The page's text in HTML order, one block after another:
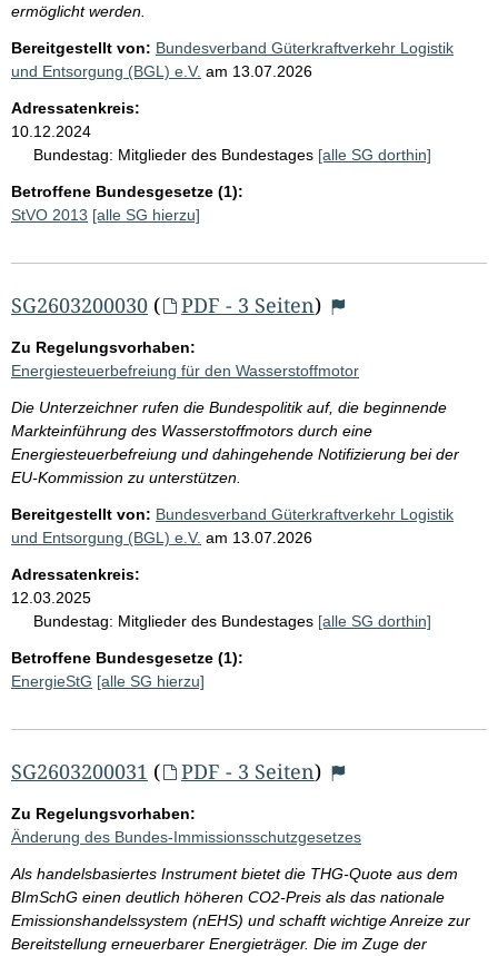
ermöglicht werden.
Bereitgestellt von: Bundesverband Güterkraftverkehr Logistik
und Entsorgung (BGL) e.V. am 13.07.2026
Adressatenkreis:
10.12.2024
Bundestag: Mitglieder des Bundestages [alle SG dorthin]
Betroffene Bundesgesetze (1):
StVO 2013 [alle SG hierzu]
SG2603200030 ( PDF - 3 Seiten)
Zu Regelungsvorhaben:
Energiesteuerbefreiung für den Wasserstoffmotor
Die Unterzeichner rufen die Bundespolitik auf, die beginnende
Markteinführung des Wasserstoffmotors durch eine
Energiesteuerbefreiung und dahingehende Notifizierung bei der
EU-Kommission zu unterstützen.
Bereitgestellt von: Bundesverband Güterkraftverkehr Logistik
und Entsorgung (BGL) e.V. am 13.07.2026
Adressatenkreis:
12.03.2025
Bundestag: Mitglieder des Bundestages [alle SG dorthin]
Betroffene Bundesgesetze (1):
EnergieStG [alle SG hierzu]
SG2603200031 ( PDF - 3 Seiten)
Zu Regelungsvorhaben:
Änderung des Bundes-Immissionsschutzgesetzes
Als handelsbasiertes Instrument bietet die THG-Quote aus dem
BImSchG einen deutlich höheren CO2-Preis als das nationale
Emissionshandelssystem (nEHS) und schafft wichtige Anreize zur
Bereitstellung erneuerbarer Energieträger. Die im Zuge der